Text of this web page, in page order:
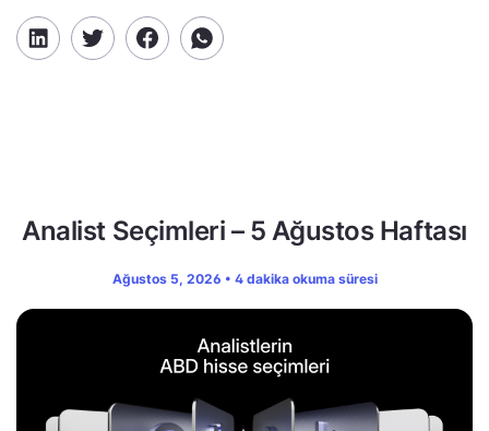
Analist Seçimleri – 5 Ağustos Haftası
Ağustos 5, 2026 • 4 dakika okuma süresi